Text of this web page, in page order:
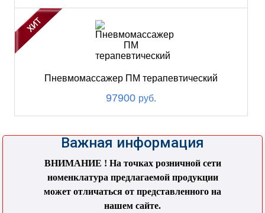
Пневмомассажер ПМ терапевтический
97900 руб.
Важная информация
ВНИМАНИЕ ! На точках розничной сети
номенклатура предлагаемой продукции
может отличаться от представленного на
нашем сайте.